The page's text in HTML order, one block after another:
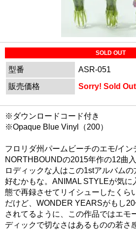
SOLD OUT
型番
ASR-051
販売価格
Sorry! Sold
※ダウンロードコード付き
※Opaque Blue Vinyl（200）
フロリダ州パームビーチのエモ/イン
NORTHBOUNDの2015年作の12曲
ロディックな人はこの1stアルバム
好むかもな。ANIMAL STYLEが気に
態で再録させてリイシューしたくら
だけど、WONDER YEARSがもし
されてるように、この作品ではエモ
ディックで切なさはあるものの若さ